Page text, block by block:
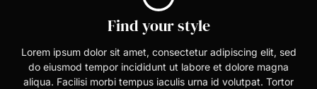
Find your style
Lorem ipsum dolor sit amet, consectetur adipiscing elit, sed
do eiusmod tempor incididunt ut labore et dolore magna
aliqua. Facilisi morbi tempus iaculis urna id volutpat. Tortor